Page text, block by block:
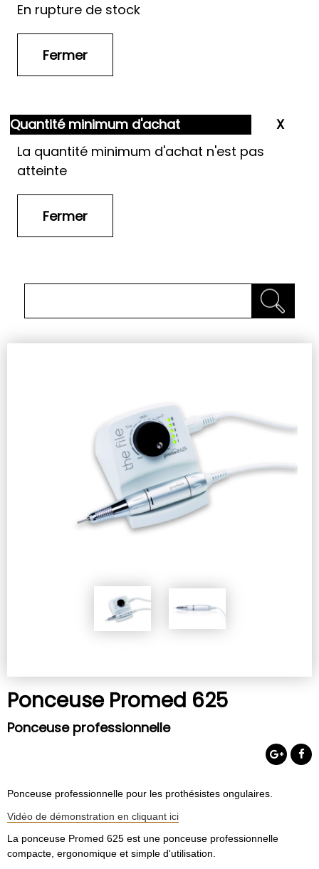
En rupture de stock
Quantité minimum d'achat
La quantité minimum d'achat n'est pas
atteinte
Ponceuse Promed 625
Ponceuse professionnelle
Ponceuse professionnelle pour les prothésistes ongulaires.
Vidéo de démonstration en cliquant ici
La ponceuse Promed 625 est une ponceuse professionnelle
compacte, ergonomique et simple d'utilisation.